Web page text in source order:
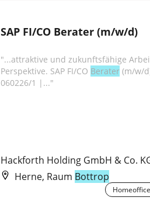
SAP FI/CO Berater (m/w/d)
"...attraktive und zukunftsfähige
Perspektive. SAP FI/CO Berater (m/w/
060226/1 |..."
Hackforth Holding GmbH & Co.
Herne, Raum Bottrop
Homeoffice